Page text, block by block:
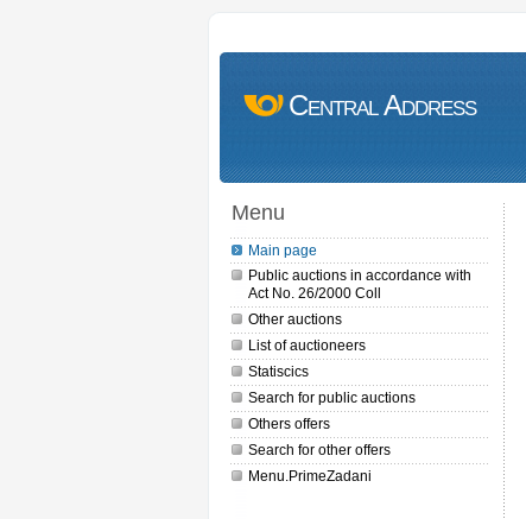
Central Address
Menu
Main page
Public auctions in accordance with
Act No. 26/2000 Coll
Other auctions
List of auctioneers
Statiscics
Search for public auctions
Others offers
Search for other offers
Menu.PrimeZadani